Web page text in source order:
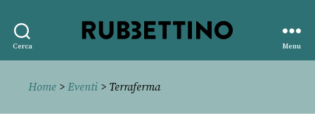
Cerca
editore
Menu
Home > Eventi > Terraferma